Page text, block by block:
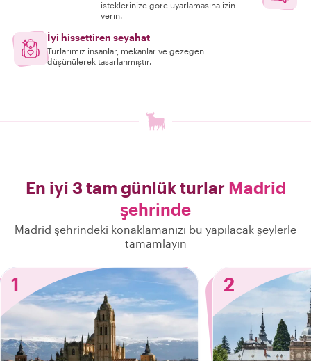
isteklerinize göre uyarlamasına izin
verin.
İyi hissettiren seyahat
Turlarımız insanlar, mekanlar ve gezegen
düşünülerek tasarlanmıştır.
En iyi 3 tam günlük turlar Madrid
şehrinde
Madrid şehrindeki konaklamanızı bu yapılacak şeylerle
tamamlayın
1 2